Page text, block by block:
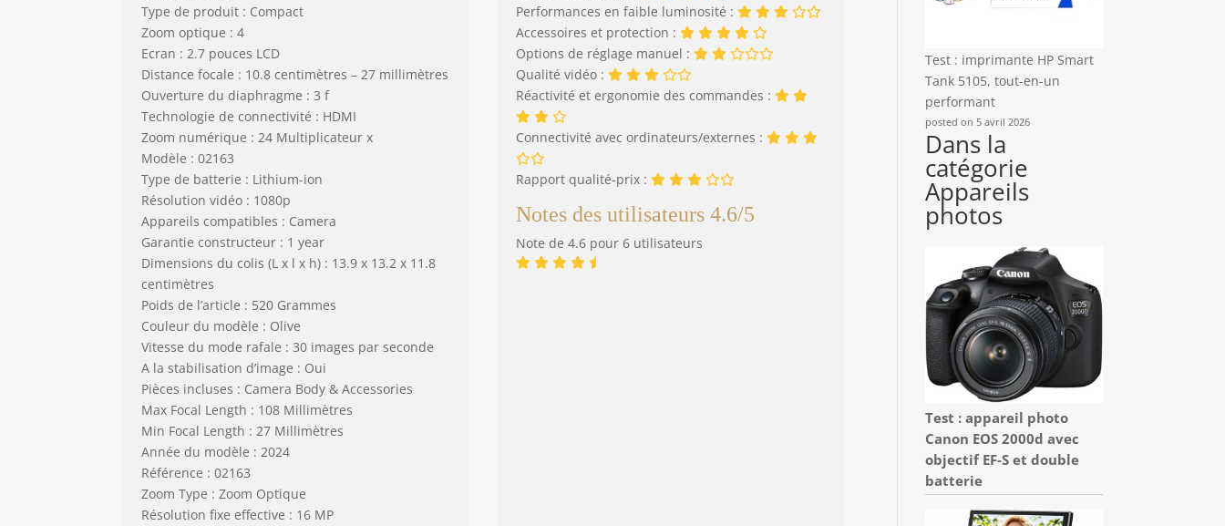
Type de produit : Compact
Zoom optique : 4
Ecran : 2.7 pouces LCD
Distance focale : 10.8 centimètres – 27 millimètres
Ouverture du diaphragme : 3 f
Technologie de connectivité : HDMI
Zoom numérique : 24 Multiplicateur x
Modèle : 02163
Type de batterie : Lithium-ion
Résolution vidéo : 1080p
Appareils compatibles : Camera
Garantie constructeur : 1 year
Dimensions du colis (L x l x h) : 13.9 x 13.2 x 11.8
centimètres
Poids de l’article : 520 Grammes
Couleur du modèle : Olive
Vitesse du mode rafale : 30 images par seconde
A la stabilisation d’image : Oui
Pièces incluses : Camera Body & Accessories
Max Focal Length : 108 Millimètres
Min Focal Length : 27 Millimètres
Année du modèle : 2024
Référence : 02163
Zoom Type : Zoom Optique
Résolution fixe effective : 16 MP
Performances en faible luminosité :
Accessoires et protection :
Options de réglage manuel :
Qualité vidéo :
Réactivité et ergonomie des commandes :
Connectivité avec ordinateurs/externes :
Rapport qualité-prix :
Notes des utilisateurs 4.6/5
Note de 4.6 pour 6 utilisateurs
Test : imprimante HP Smart
Tank 5105, tout-en-un
performant
posted on 5 avril 2026
Dans la
catégorie
Appareils
photos
Test : appareil photo
Canon EOS 2000d avec
objectif EF-S et double
batterie